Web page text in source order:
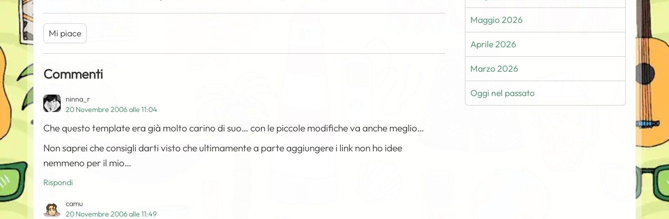
Mi piace
Commenti
ninna_r
20 Novembre 2006 alle 11:04
Che questo template era già molto carino di suo… con le piccole modifiche va anche meglio…
Non saprei che consigli darti visto che ultimamente a parte aggiungere i link non ho idee
nemmeno per il mio…
Rispondi
camu
20 Novembre 2006 alle 11:49
Maggio 2026
Aprile 2026
Marzo 2026
Oggi nel passato